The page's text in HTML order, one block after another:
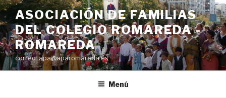
Saltar
al
contenido
ASOCIACIÓN DE FAMILIAS
DEL COLEGIO ROMAREDA -
ROMAREDA
correo: apa@aparomareda.es
Menú